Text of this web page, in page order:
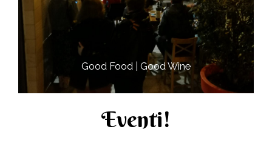
Good Food | Good Wine​
Eventi!